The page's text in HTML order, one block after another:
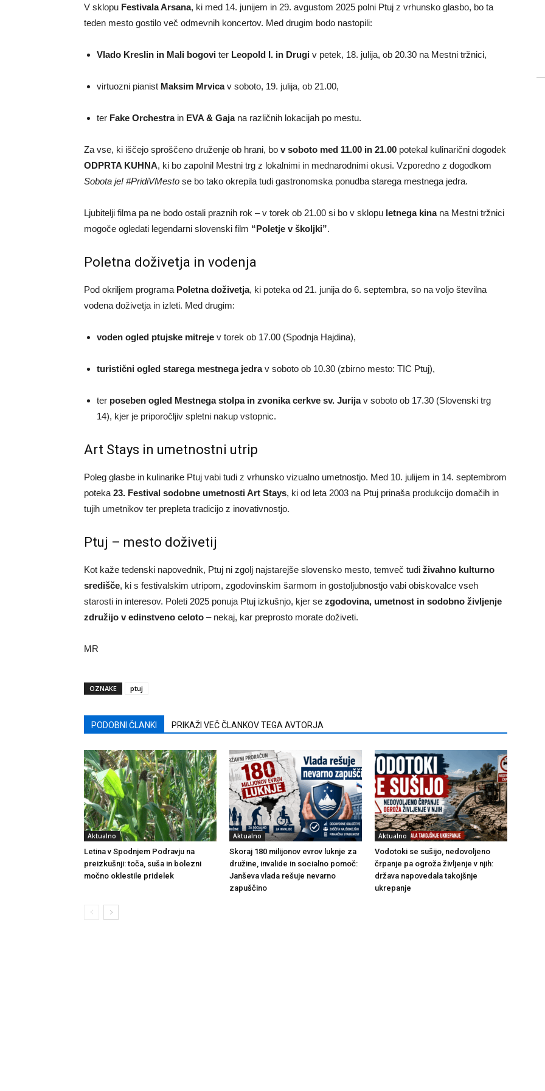
V sklopu Festivala Arsana, ki med 14. junijem in 29. avgustom 2025 polni Ptuj z vrhunsko glasbo, bo ta
teden mesto gostilo več odmevnih koncertov. Med drugim bodo nastopili:
Vlado Kreslin in Mali bogovi ter Leopold I. in Drugi v petek, 18. julija, ob 20.30 na Mestni tržnici,
virtuozni pianist Maksim Mrvicav soboto, 19. julija, ob 21.00,
ter Fake Orchestrain EVA & Gajana različnih lokacijah po mestu.
Za vse, ki iščejo sproščeno druženje ob hrani, bo v soboto med 11.00 in 21.00 potekal kulinarični dogodek
ODPRTA KUHNA, ki bo zapolnil Mestni trg z lokalnimi in mednarodnimi okusi. Vzporedno z dogodkom
Sobota je! #PridiVMesto se bo tako okrepila tudi gastronomska ponudba starega mestnega jedra.
Ljubitelji filma pa ne bodo ostali praznih rok – v torek ob 21.00 si bo v sklopu letnega kinana Mestni tržnici
mogoče ogledati legendarni slovenski film “Poletje v školjki”.
Poletna doživetja in vodenja
Pod okriljem programa Poletna doživetja, ki poteka od 21. junija do 6. septembra, so na voljo številna
vodena doživetja in izleti. Med drugim:
voden ogled ptujske mitreje v torek ob 17.00 (Spodnja Hajdina),
turistični ogled starega mestnega jedrav soboto ob 10.30 (zbirno mesto: TIC Ptuj),
ter poseben ogled Mestnega stolpa in zvonika cerkve sv. Jurijav soboto ob 17.30 (Slovenski trg
14), kjer je priporočljiv spletni nakup vstopnic.
Art Stays in umetnostni utrip
Poleg glasbe in kulinarike Ptuj vabi tudi z vrhunsko vizualno umetnostjo. Med 10. julijem in 14. septembrom
poteka 23. Festival sodobne umetnosti Art Stays, ki od leta 2003 na Ptuj prinaša produkcijo domačih in
tujih umetnikov ter prepleta tradicijo z inovativnostjo.
Ptuj – mesto doživetij
Kot kaže tedenski napovednik, Ptuj ni zgolj najstarejše slovensko mesto, temveč tudi živahno kulturno
središče, ki s festivalskim utripom, zgodovinskim šarmom in gostoljubnostjo vabi obiskovalce vseh
starosti in interesov. Poleti 2025 ponuja Ptuj izkušnjo, kjer se zgodovina, umetnost in sodobno življenje
združijo v edinstveno celoto – nekaj, kar preprosto morate doživeti.
MR
OZNAKE ptuj
PODOBNI ČLANKI PRIKAŽI VEČ ČLANKOV TEGA AVTORJA
Aktualno
Letina v Spodnjem Podravju na
preizkušnji: toča, suša in bolezni
močno oklestile pridelek
Aktualno
Skoraj 180 milijonov evrov luknje za
družine, invalide in socialno pomoč:
Janševa vlada rešuje nevarno
zapuščino
Aktualno
Vodotoki se sušijo, nedovoljeno
črpanje pa ogroža življenje v njih:
država napovedala takojšnje
ukrepanje